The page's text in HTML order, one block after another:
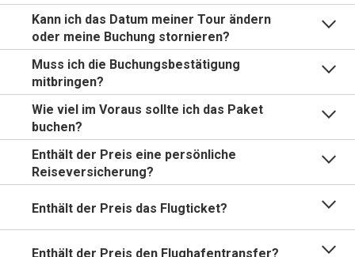
Kann ich das Datum meiner Tour ändern
oder meine Buchung stornieren?
Muss ich die Buchungsbestätigung
mitbringen?
Wie viel im Voraus sollte ich das Paket
buchen?
Enthält der Preis eine persönliche
Reiseversicherung?
Enthält der Preis das Flugticket?
Enthält der Preis den Flughafentransfer?